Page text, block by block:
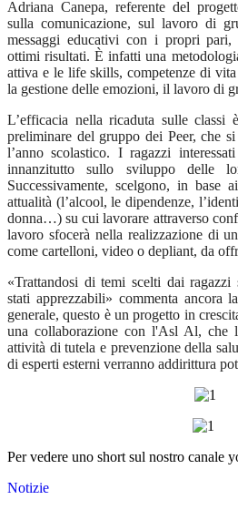
Adriana Canepa, referente del
sulla comunicazione, sul lavoro di
messaggi educativi con i propri
ottimi risultati. È infatti una
attiva e le life skills, competenze di
la gestione delle emozioni, il lavoro di
L’efficacia nella ricaduta sulle classi
preliminare del gruppo dei Peer, che
l’anno scolastico. I ragazzi
innanzitutto sullo sviluppo delle
Successivamente, scelgono, in base
attualità (l’alcool, le dipendenze,
donna…) su cui lavorare attraverso
lavoro sfocerà nella realizzazione di
come cartelloni, video o depliant, da
«Trattandosi di temi scelti dai
stati apprezzabili» commenta ancora
generale, questo è un progetto in
una collaborazione con l'Asl Al, che
attività di tutela e prevenzione della
di esperti esterni verranno addirittura
Per vedere uno short sul nostro canale
Notizie